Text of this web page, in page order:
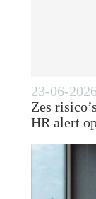
23-06-
Zes
HR alert